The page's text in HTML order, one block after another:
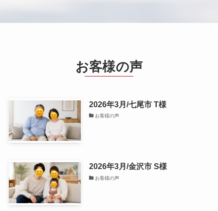
お客様の声
2026年3月/七尾市 T様
お客様の声
2026年3月/金沢市 S様
お客様の声